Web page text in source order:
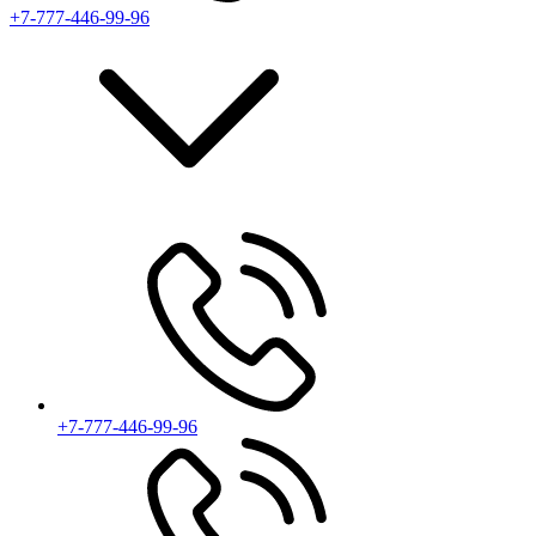
+7-777-446-99-96
+7-777-446-99-96